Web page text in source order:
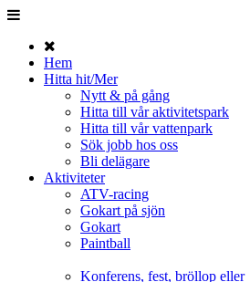
Hem
Hitta hit/Mer
Nytt & på gång
Hitta till vår aktivitetspark
Hitta till vår vattenpark
Sök jobb hos oss
Bli delägare
Aktiviteter
ATV-racing
Gokart på sjön
Gokart
Paintball
Konferens, fest, bröllop eller